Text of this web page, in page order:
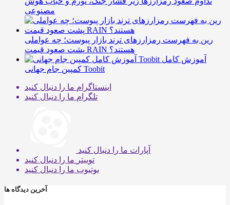
مصنوعی
رین به فهرست رمزارزهای ترند بازار پیوست؛ چه عواملی
پشت صعود قیمت RAIN هستند؟
آموزش کامل
کمپین جام جهانی Toobit
اینستاگرام ما را دنبال کنید
تلگرام ما را دنبال کنید
آپارات ما را دنبال کنید
توییتر ما را دنبال کنید
یوتیوب ما را دنبال کنید
آخرین دیدگاه ها